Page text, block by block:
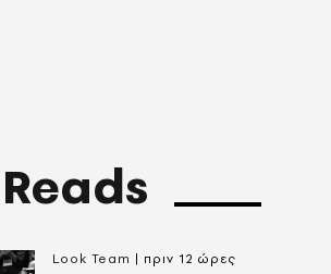
Look Team πριν 12 ώρες